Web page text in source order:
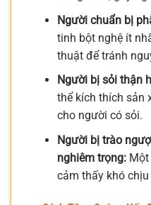
Người chuẩn bị
tinh bột nghệ ít
thuật để tránh
Người bị sỏi thận
thể kích thích sản
cho người có sỏi.
Người bị trào
nghiêm trọng:Một
cảm thấy khó